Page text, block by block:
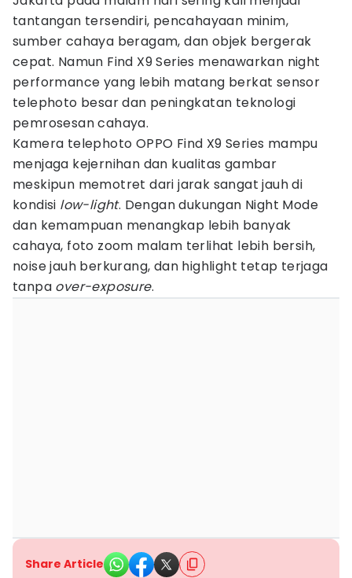
tantangan tersendiri, pencahayaan minim,
sumber cahaya beragam, dan objek bergerak
cepat. Namun Find X9 Series menawarkan night
performance yang lebih matang berkat sensor
telephoto besar dan peningkatan teknologi
pemrosesan cahaya.
Kamera telephoto OPPO Find X9 Series mampu
menjaga kejernihan dan kualitas gambar
meskipun memotret dari jarak sangat jauh di
kondisi low-light. Dengan dukungan Night Mode
dan kemampuan menangkap lebih banyak
cahaya, foto zoom malam terlihat lebih bersih,
noise jauh berkurang, dan highlight tetap terjaga
tanpa over-exposure.
Share Article